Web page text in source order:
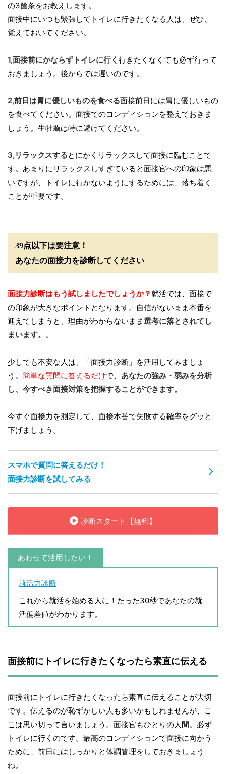
の3箇条をお教えします。
面接中にいつも緊張してトイレに行きたくなる人は、ぜひ、
覚えておいてください。
1,面接前にかならずトイレに行く 行きたくなくても必ず行って
おきましょう。後からでは遅いのです。
2,前日は胃に優しいものを食べる面接前日には胃に優しいもの
を食べてください。面接でのコンディションを整えておきま
しょう。生牡蠣は特に避けてください。
3,リラックスするとにかくリラックスして面接に臨むことで
す。あまりにリラックスしすぎていると面接官への印象は悪
いですが、トイレに行かないようにするためには、落ち着く
ことが重要です。
39点以下は要注意！
あなたの面接力を診断してください
面接力診断はもう試しましたでしょうか？就活では、面接で
の印象が大きなポイントとなります。自信がないまま本番を
迎えてしまうと、理由がわからないまま選考に落とされてし
まいます。 。
少しでも不安な人は、「面接力診断」を活用してみましょ
う。 簡単な質問に答えるだけで、 あなたの強み・弱みを分析
し、今すべき面接対策を把握することができます。
今すぐ面接力を測定して、面接本番で失敗する確率をグッと
下げましょう。
スマホで質問に答えるだけ！
面接力診断を試してみる
診断スタート【無料】
あわせて活用したい！
就活力診断
これから就活を始める人に！たった30秒であなたの就
活偏差値がわかります。
面接前にトイレに行きたくなったら素直に伝える
面接前にトイレに行きたくなったら素直に伝えることが大切
です。伝えるのが恥ずかしい人も多いかもしれませんが、こ
こは思い切って言いましょう。面接官もひとりの人間。必ず
トイレに行くのです。最高のコンディションで面接に向かう
ために、前日にはしっかりと体調管理をしておきましょう
ね。